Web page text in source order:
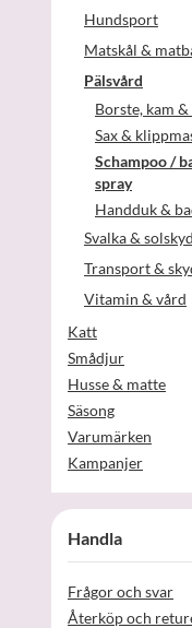
Hundsport
Matskål &
Pälsvård
Borste, kam
Sax &
Schampoo /
spray
Handduk &
Svalka &
Transport &
Vitamin & vård
Katt
Smådjur
Husse & matte
Säsong
Varumärken
Kampanjer
Handla
Frågor och svar
Återköp och